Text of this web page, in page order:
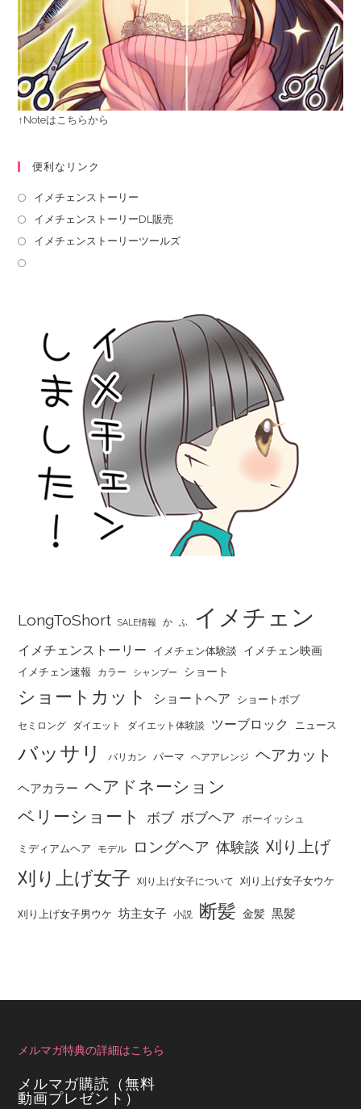
↑Noteはこちらから
便利なリンク
イメチェンストーリー
イメチェンストーリーDL販売
イメチェンストーリーツールズ
LongToShort SALE情報 か ふ イメチェン
イメチェンストーリー イメチェン体験談 イメチェン映画
イメチェン速報 カラー シャンプー ショート
ショートカット ショートヘア ショートボブ
セミロング ダイエット ダイエット体験談 ツーブロック ニュース
バッサリ バリカン パーマ ヘアアレンジ ヘアカット
ヘアカラー ヘアドネーション
ベリーショート
ボブ ボブヘア ボーイッシュ
ミディアムヘア モデル ロングヘア 体験談 刈り上げ
刈り上げ女子 刈り上げ女子について 刈り上げ女子女ウケ
刈り上げ女子男ウケ 坊主女子 小説 断髪 金髪 黒髪
メルマガ特典の詳細はこちら
メルマガ購読（無料
動画プレゼント）